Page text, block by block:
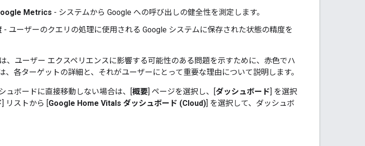
Metrics - システムから Google への呼び出しの健全性を測定します。
- ユーザーのクエリの処理に使用される Google システムに保存された状態の精度を
、ユーザー エクスペリエンスに影響する可能性のある問題を示すために、赤色でハ
、各ターゲットの詳細と、それがユーザーにとって重要な理由について説明します。
ュボードに直接移動しない場合は、[概要] ページを選択し、[ダッシュボード] を選択
] リストから [Google Home Vitals ダッシュボード (Cloud)] を選択して、ダッシュボ